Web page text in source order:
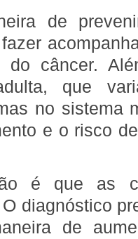
de
do câncer.
que
no sistema
e o risco
é que as
diagnóstico
de